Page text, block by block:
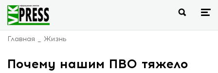
Главная Жизнь
Почему нашим ПВО тяжело